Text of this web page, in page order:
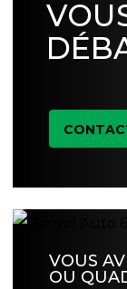
VOUS
OU